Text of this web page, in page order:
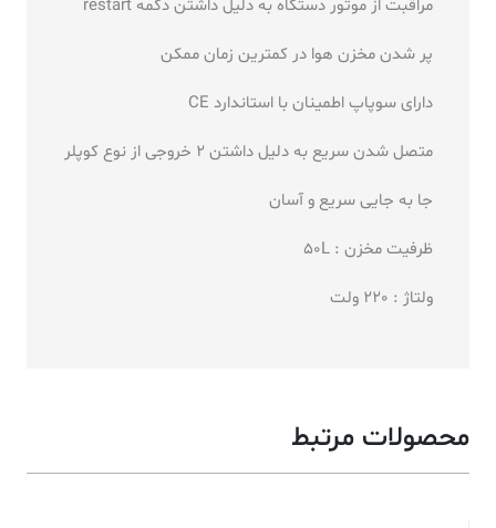
مراقبت از موتور دستگاه به دلیل داشتن دکمه restart
پر شدن مخزن هوا در کمترین زمان ممکن
دارای سوپاپ اطمینان با استاندارد CE
متصل شدن سریع به دلیل داشتن 2 خروجی از نوع کوپلر
جا به جایی سریع و آسان
ظرفیت مخزن : 50L
ولتاژ : 220 ولت
محصولات مرتبط